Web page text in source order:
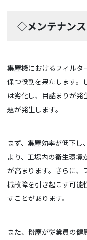
◇メンテナン
集塵機におけるフィルタ
保つ役割を果たします。
は劣化し、目詰まりが発
題が発生します。
まず、集塵効率が低下し
より、工場内の衛生環境
が高まります。さらに、
械故障を引き起こす可能
すことがあります。
また、粉塵が従業員の健